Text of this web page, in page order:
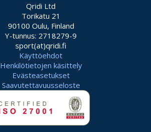
Qridi Ltd
Torikatu 21
90100 Oulu, Finland
Y-tunnus: 2718279-9
sport(at)qridi.fi
Käyttöehdot
Henkilötietojen käsittely
Evästeasetukset
Saavutettavuusseloste